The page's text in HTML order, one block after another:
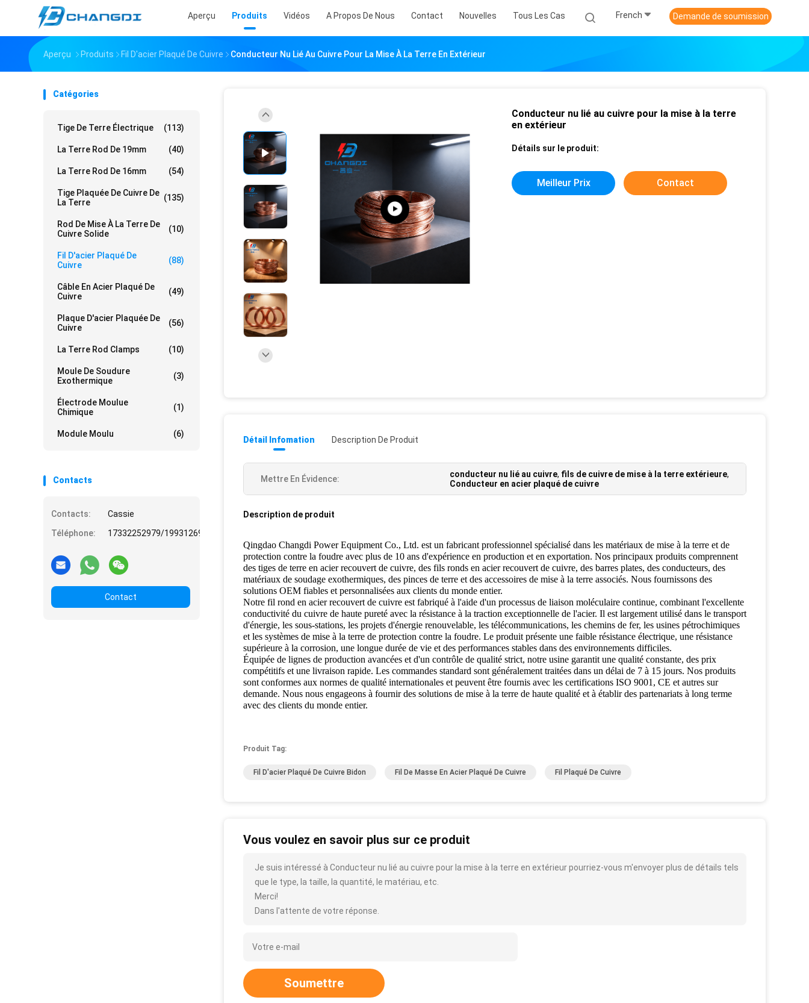
Aperçu Produits Vidéos A Propos De Nous Contact Nouvelles Tous Les Cas French Demande de soumission
Aperçu Produits Fil D'acier Plaqué De Cuivre Conducteur Nu Lié Au Cuivre Pour La Mise À La Terre En Extérieur
Catégories
Tige De Terre Électrique (113)
La Terre Rod De 19mm (40)
La Terre Rod De 16mm (54)
Tige Plaquée De Cuivre De
La Terre
(135)
Rod De Mise À La Terre De
Cuivre Solide
(10)
Fil D'acier Plaqué De
Cuivre
(88)
Câble En Acier Plaqué De
Cuivre
(49)
Plaque D'acier Plaquée De
Cuivre
(56)
La Terre Rod Clamps (10)
Moule De Soudure
Exothermique
(3)
Électrode Moulue
Chimique
(1)
Module Moulu (6)
Contacts
Contacts:
Cassie
Téléphone:
17332252979/19931269508
Contact
Conducteur nu lié au cuivre pour la mise à la terre
en extérieur
Détails sur le produit:
Meilleur Prix Contact
Détail Infomation Description De Produit
Mettre En Évidence: conducteur nu lié au cuivre, fils de cuivre de mise à la terre extérieure,
Conducteur en acier plaqué de cuivre
Description de produit
Qingdao Changdi Power Equipment Co., Ltd. est un fabricant professionnel spécialisé dans les matériaux de mise à la terre et de
protection contre la foudre avec plus de 10 ans d'expérience en production et en exportation. Nos principaux produits comprennent
des tiges de terre en acier recouvert de cuivre, des fils ronds en acier recouvert de cuivre, des barres plates, des conducteurs, des
matériaux de soudage exothermiques, des pinces de terre et des accessoires de mise à la terre associés. Nous fournissons des
solutions OEM fiables et personnalisées aux clients du monde entier.
Notre fil rond en acier recouvert de cuivre est fabriqué à l'aide d'un processus de liaison moléculaire continue, combinant l'excellente
conductivité du cuivre de haute pureté avec la résistance à la traction exceptionnelle de l'acier. Il est largement utilisé dans le transport
d'énergie, les sous-stations, les projets d'énergie renouvelable, les télécommunications, les chemins de fer, les usines pétrochimiques
et les systèmes de mise à la terre de protection contre la foudre. Le produit présente une faible résistance électrique, une résistance
supérieure à la corrosion, une longue durée de vie et des performances stables dans des environnements difficiles.
Équipée de lignes de production avancées et d'un contrôle de qualité strict, notre usine garantit une qualité constante, des prix
compétitifs et une livraison rapide. Les commandes standard sont généralement traitées dans un délai de 7 à 15 jours. Nos produits
sont conformes aux normes de qualité internationales et peuvent être fournis avec les certifications ISO 9001, CE et autres sur
demande. Nous nous engageons à fournir des solutions de mise à la terre de haute qualité et à établir des partenariats à long terme
avec des clients du monde entier.
Produit Tag:
Fil D'acier Plaqué De Cuivre Bidon Fil De Masse En Acier Plaqué De Cuivre Fil Plaqué De Cuivre
Vous voulez en savoir plus sur ce produit
Je suis intéressé à Conducteur nu lié au cuivre pour la mise à la terre en extérieur pourriez-vous m'envoyer plus de détails tels
que le type, la taille, la quantité, le matériau, etc.
Merci!
Dans l'attente de votre réponse.
Soumettre